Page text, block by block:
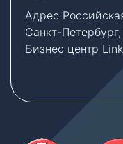
Адрес
Санкт-
Бизнес центр